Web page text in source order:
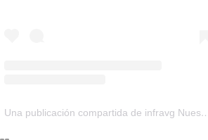
Una publicación compartida de infravg Nuestros Viajes (@infravg)